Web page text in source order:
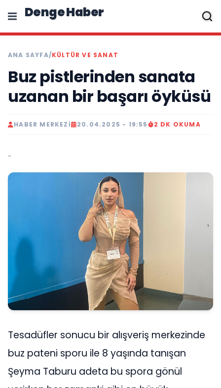
Denge Haber
ANA SAYFA/KÜLTÜR VE SANAT
Buz pistlerinden sanata
uzanan bir başarı öyküsü
HABER MERKEZI 20.04.2025 - 19:55 2 DK OKUMA
..
Tesadüfler sonucu bir alışveriş merkezinde
buz pateni sporu ile 8 yaşında tanışan
Şeyma Taburu adeta bu spora gönül